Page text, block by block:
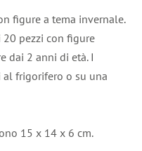
figure a tema invernale.
pezzi con figure
dai 2 anni di età. I
al frigorifero o su una
15 x 14 x 6 cm.